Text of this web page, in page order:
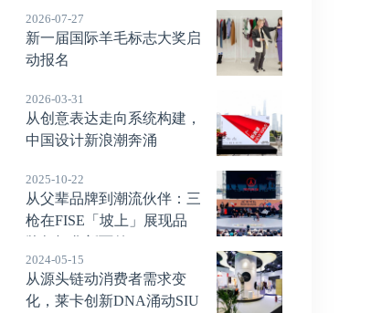
2026-07-27
新一届国际羊毛标志大奖启
动报名
2026-03-31
从创意表达走向系统构建，
中国设计新浪潮奔涌
2025-10-22
从父辈品牌到潮流伙伴：三
枪在FISE「坡上」展现品
2024-05-15
从源头链动消费者需求变
化，莱卡创新DNA涌动SIU